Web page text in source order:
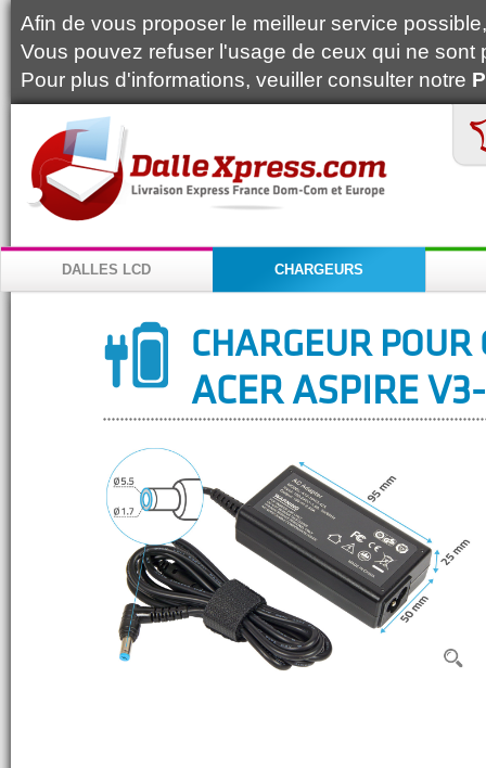
Afin de vous proposer le meilleur service
Vous pouvez refuser l'usage de ceux qui ne
Pour plus d'informations, veuiller consulter notre
DALLES LCD CHARGEURS
CHARGEUR
ACER ASPIRE